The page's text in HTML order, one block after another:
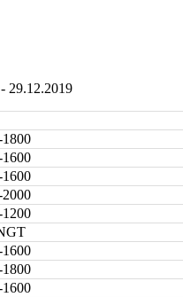
29.12.2019
1600
1600